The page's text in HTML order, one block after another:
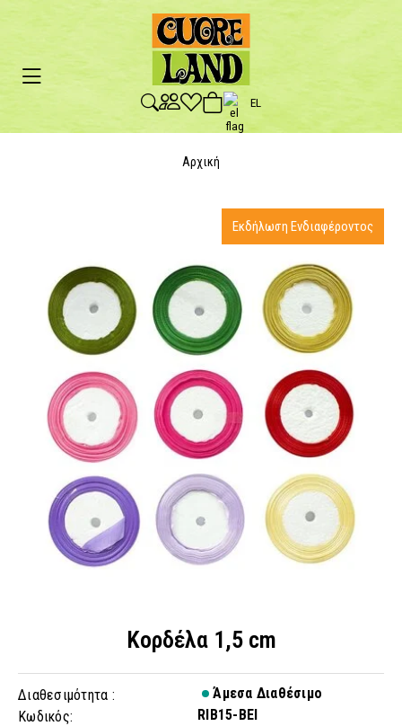
EL
Αρχική
Κορδέλα 1,5 cm
Διαθεσιμότητα :
Άμεσα Διαθέσιμο
Κωδικός:
RIB15-BEI
Εκδήλωση Ενδιαφέροντος